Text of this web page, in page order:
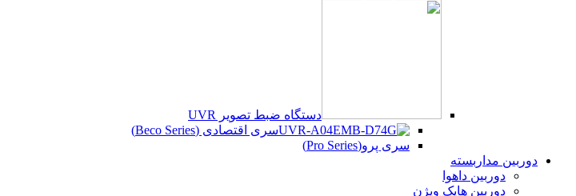
دستگاه ضبط تصویر UVR
سری اقتصادی (Beco Series)
سری پرو(Pro Series)
دوربین مداربسته
دوربین داهوا
دوربین هایک ویژن